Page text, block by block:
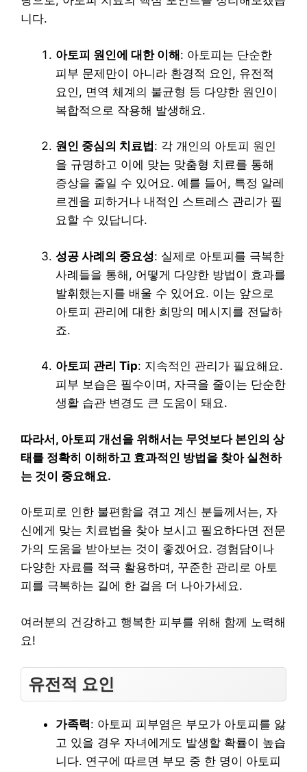
니다.
아토피 원인에 대한 이해: 아토피는 단순한
피부 문제만이 아니라 환경적 요인, 유전적
요인, 면역 체계의 불균형 등 다양한 원인이
복합적으로 작용해 발생해요.
원인 중심의 치료법 : 각 개인의 아토피 원인
을 규명하고 이에 맞는 맞춤형 치료를 통해
증상을 줄일 수 있어요. 예를 들어, 특정 알레
르겐을 피하거나 내적인 스트레스 관리가 필
요할 수 있답니다.
성공 사례의 중요성: 실제로 아토피를 극복한
사례들을 통해, 어떻게 다양한 방법이 효과를
발휘했는지를 배울 수 있어요. 이는 앞으로
아토피 관리에 대한 희망의 메시지를 전달하
죠.
아토피 관리 Tip: 지속적인 관리가 필요해요.
피부 보습은 필수이며, 자극을 줄이는 단순한
생활 습관 변경도 큰 도움이 돼요.
따라서, 아토피 개선을 위해서는 무엇보다 본인의 상
태를 정확히 이해하고 효과적인 방법을 찾아 실천하
는 것이 중요해요.
아토피로 인한 불편함을 겪고 계신 분들께서는, 자
신에게 맞는 치료법을 찾아 보시고 필요하다면 전문
가의 도움을 받아보는 것이 좋겠어요. 경험담이나
다양한 자료를 적극 활용하며, 꾸준한 관리로 아토
피를 극복하는 길에 한 걸음 더 나아가세요.
여러분의 건강하고 행복한 피부를 위해 함께 노력해
요!
유전적 요인
가족력: 아토피 피부염은 부모가 아토피를 앓
고 있을 경우 자녀에게도 발생할 확률이 높습
니다. 연구에 따르면 부모 중 한 명이 아토피